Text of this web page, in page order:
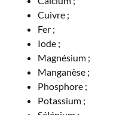
Cuivre ;
Fer ;
Iode ;
Magnésium ;
Manganèse ;
Phosphore ;
Potassium ;